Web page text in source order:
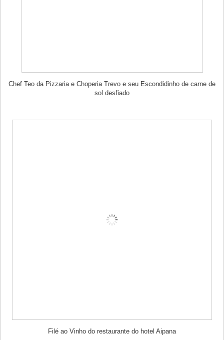
Chef Teo da Pizzaria e Choperia Trevo e seu Escondidinho de carne de
sol desfiado
Filé ao Vinho do restaurante do hotel Aipana